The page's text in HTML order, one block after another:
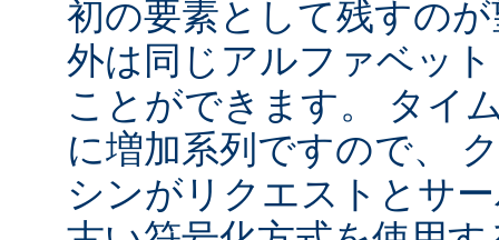
初の要素として残すの
外は同じアルファベッ
ことができます。 タイ
に増加系列ですので、
シンがリクエストとサ